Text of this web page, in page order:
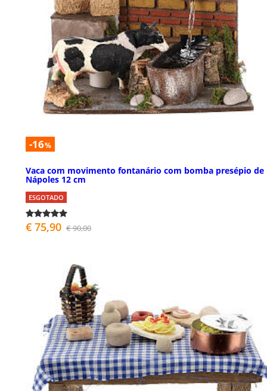
-16%
Vaca com movimento fontanário com bomba presépio de
Nápoles 12 cm
ESGOTADO
€ 75,90 € 90,00